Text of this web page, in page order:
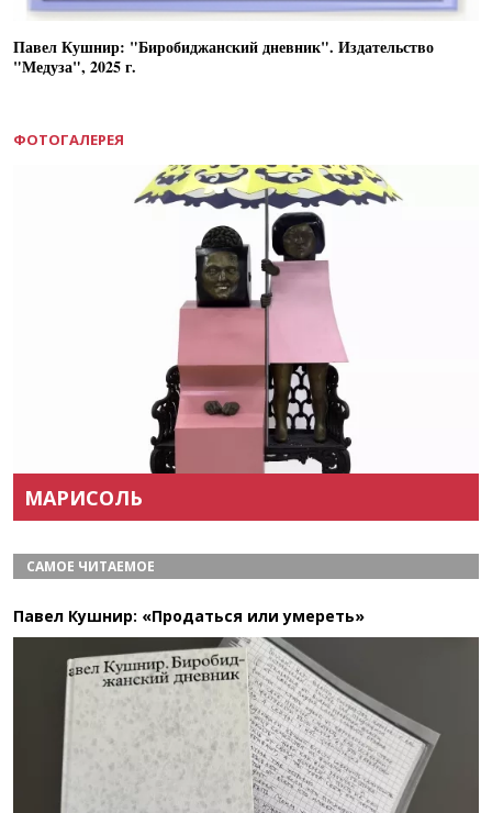
Павел Кушнир: "Биробиджанский дневник". Издательство
"Медуза", 2025 г.
ФОТОГАЛЕРЕЯ
МАРИСОЛЬ
САМОЕ ЧИТАЕМОЕ
Павел Кушнир: «Продаться или умереть»